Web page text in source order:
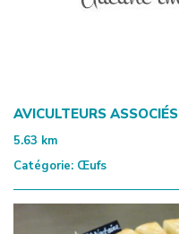
AVICULTEURS ASSOCIÉS
5.63 km
Catégorie: Œufs